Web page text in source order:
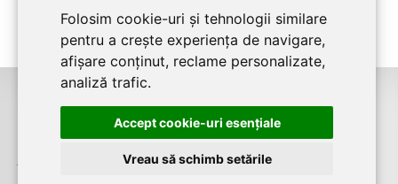
Folosim cookie-uri și tehnologii similare
pentru a crește experiența de navigare,
afișare conținut, reclame personalizate,
analiză trafic.
Accept cookie-uri esenţiale
Vreau să schimb setările
CONSTANTA CONSTRUCTeste un serviciu de promovare online
pentru firme. Proiect digital dezvoltat de
LIVE COMMUNICATIONS SRL
J12/4191/2006, RO19492087